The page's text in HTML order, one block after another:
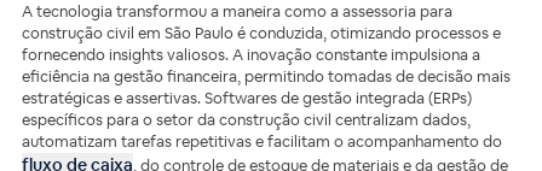
A tecnologia transformou a maneira como a assessoria para
construção civil em São Paulo é conduzida, otimizando processos e
fornecendo insights valiosos. A inovação constante impulsiona a
eficiência na gestão financeira, permitindo tomadas de decisão mais
estratégicas e assertivas. Softwares de gestão integrada (ERPs)
específicos para o setor da construção civil centralizam dados,
automatizam tarefas repetitivas e facilitam o acompanhamento do
fluxo de caixa, do controle de estoque de materiais e da gestão de